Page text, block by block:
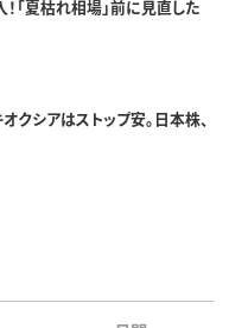
「夏枯れ相場」前に見直した
クシアはストップ安。日本株、